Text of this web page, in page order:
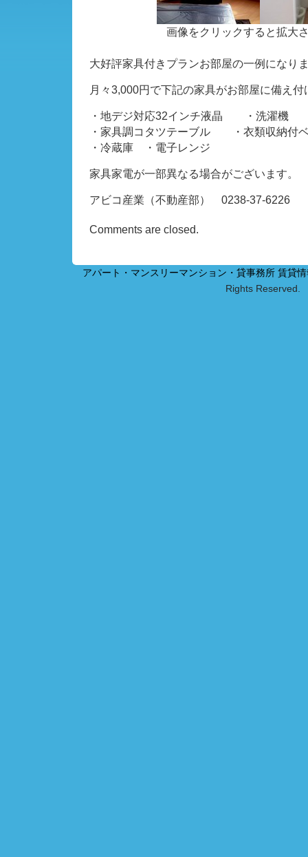
画像をクリックすると拡大
大好評家具付きプランお部屋の一例になり
月々3,000円で下記の家具がお部屋に備え
・地デジ対応32インチ液晶 ・洗濯機
・家具調コタツテーブル ・衣類収納付
・冷蔵庫 ・電子レンジ
家具家電が一部異なる場合がございます。
アビコ産業（不動産部） 0238-37-6226
Comments are closed.
アパート・マンスリーマンション・貸事務所 賃貸
Rights Reserved.